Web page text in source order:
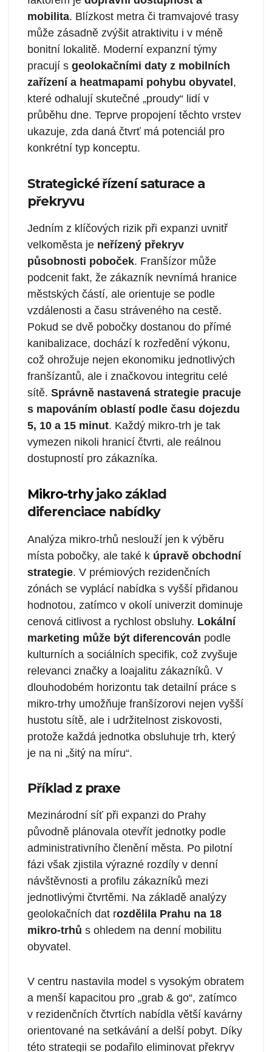
mobilita. Blízkost metra či tramvajové trasy
může zásadně zvýšit atraktivitu i v méně
bonitní lokalitě. Moderní expanzní týmy
pracují s geolokačními daty z mobilních
zařízení a heatmapami pohybu obyvatel,
které odhalují skutečné „proudy“ lidí v
průběhu dne. Teprve propojení těchto vrstev
ukazuje, zda daná čtvrť má potenciál pro
konkrétní typ konceptu.
Strategické řízení saturace a
překryvu
Jedním z klíčových rizik při expanzi uvnitř
velkoměsta je neřízený překryv
působnosti poboček. Franšízor může
podcenit fakt, že zákazník nevnímá hranice
městských částí, ale orientuje se podle
vzdálenosti a času stráveného na cestě.
Pokud se dvě pobočky dostanou do přímé
kanibalizace, dochází k rozředění výkonu,
což ohrožuje nejen ekonomiku jednotlivých
franšízantů, ale i značkovou integritu celé
sítě. Správně nastavená strategie pracuje
s mapováním oblastí podle času dojezdu
5, 10 a 15 minut. Každý mikro-trh je tak
vymezen nikoli hranicí čtvrti, ale reálnou
dostupností pro zákazníka.
Mikro-trhyjako základ
diferenciace nabídky
Analýza mikro-trhů neslouží jen k výběru
místa pobočky, ale také k úpravě obchodní
strategie. V prémiových rezidenčních
zónách se vyplácí nabídka s vyšší přidanou
hodnotou, zatímco v okolí univerzit dominuje
cenová citlivost a rychlost obsluhy. Lokální
marketing může být diferencován podle
kulturních a sociálních specifik, což zvyšuje
relevanci značky a loajalitu zákazníků. V
dlouhodobém horizontu tak detailní práce s
mikro-trhy umožňuje franšízorovi nejen vyšší
hustotu sítě, ale i udržitelnost ziskovosti,
protože každá jednotka obsluhuje trh, který
je na ni „šitý na míru“.
Příklad z praxe
Mezinárodní síť při expanzi do Prahy
původně plánovala otevřít jednotky podle
administrativního členění města. Po pilotní
fázi však zjistila výrazné rozdíly v denní
návštěvnosti a profilu zákazníků mezi
jednotlivými čtvrtěmi. Na základě analýzy
geolokačních dat rozdělila Prahu na 18
mikro-trhů s ohledem na denní mobilitu
obyvatel.
V centru nastavila model s vysokým obratem
a menší kapacitou pro „grab & go“, zatímco
v rezidenčních čtvrtích nabídla větší kavárny
orientované na setkávání a delší pobyt. Díky
této strategii se podařilo eliminovat překryv